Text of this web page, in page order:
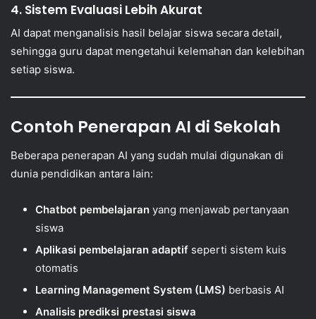
4. Sistem Evaluasi Lebih Akurat
AI dapat menganalisis hasil belajar siswa secara detail,
sehingga guru dapat mengetahui kelemahan dan kelebihan
setiap siswa.
Contoh Penerapan AI di Sekolah
Beberapa penerapan AI yang sudah mulai digunakan di
dunia pendidikan antara lain:
Chatbot pembelajaran yang menjawab pertanyaan
siswa
Aplikasi pembelajaran adaptif seperti sistem kuis
otomatis
Learning Management System (LMS) berbasis AI
Analisis prediksi prestasi siswa